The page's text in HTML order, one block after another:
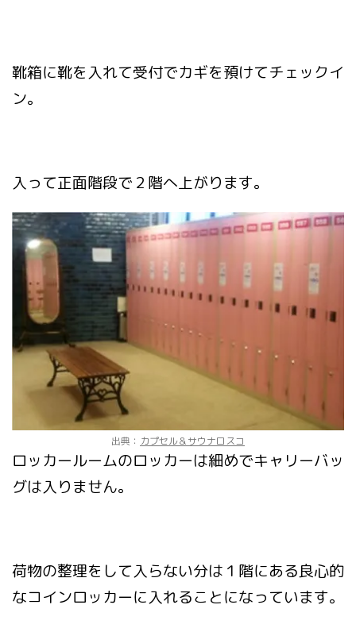
靴箱に靴を入れて受付でカギを預けてチェックイ
ン。
入って正面階段で２階へ上がります。
出典： カプセル＆サウナロスコ
ロッカールームのロッカーは細めでキャリーバッ
グは入りません。
荷物の整理をして入らない分は１階にある良心的
なコインロッカーに入れることになっています。